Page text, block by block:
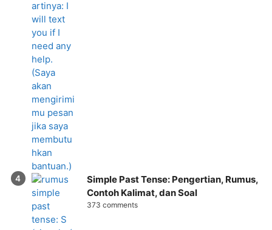
Simple Past Tense: Pengertian, Rumus,
Contoh Kalimat, dan Soal
373 comments